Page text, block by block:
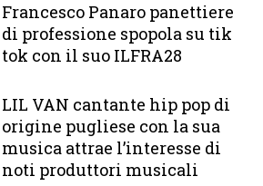
Francesco Panaro panettiere
di professione spopola su tik
tok con il suo ILFRA28
LIL VAN cantante hip pop di
origine pugliese con la sua
musica attrae l’interesse di
noti produttori musicali